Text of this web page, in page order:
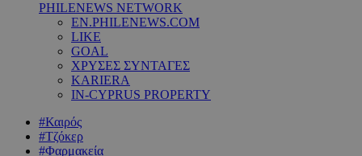
PHILENEWS NETWORK
EN.PHILENEWS.COM
LIKE
GOAL
ΧΡΥΣΕΣ ΣΥΝΤΑΓΕΣ
KARIERA
IN-CYPRUS PROPERTY
#Καιρός
#Τζόκερ
#Φαρμακεία